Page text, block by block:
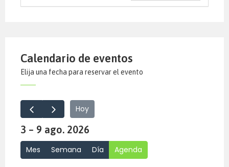
Calendario de eventos
Elija una fecha para reservar el evento
Hoy
3 – 9 ago. 2026
Mes Semana Día Agenda